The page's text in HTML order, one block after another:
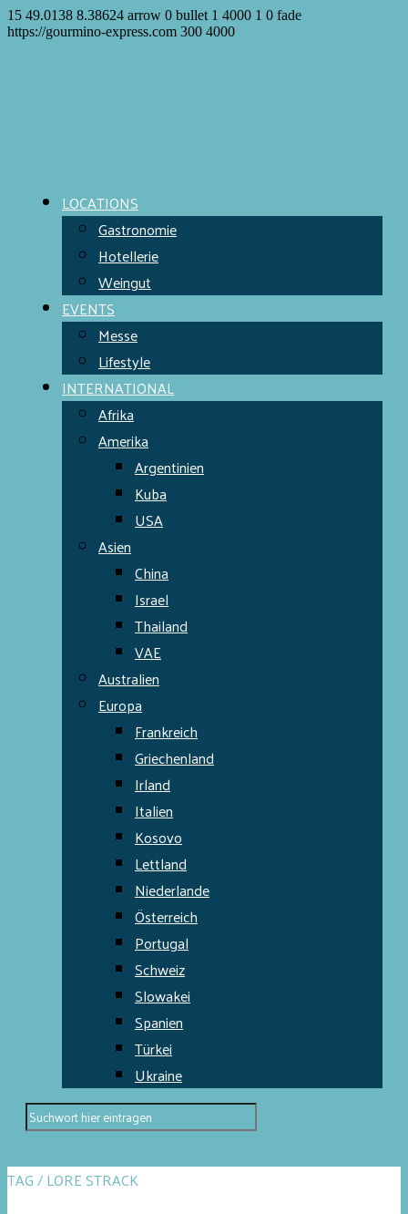
15 49.0138 8.38624 arrow 0 bullet 1 4000 1 0 fade
https://gourmino-express.com 300 4000
LOCATIONS
Gastronomie
Hotellerie
Weingut
EVENTS
Messe
Lifestyle
INTERNATIONAL
Afrika
Amerika
Argentinien
Kuba
USA
Asien
China
Israel
Thailand
VAE
Australien
Europa
Frankreich
Griechenland
Irland
Italien
Kosovo
Lettland
Niederlande
Österreich
Portugal
Schweiz
Slowakei
Spanien
Türkei
Ukraine
TAG / LORE STRACK